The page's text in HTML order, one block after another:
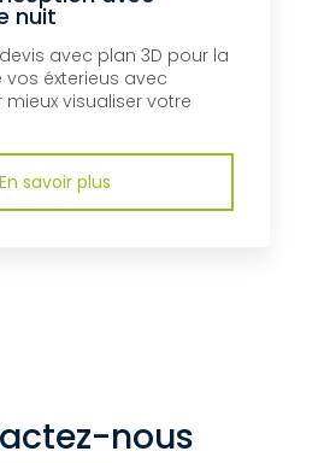
nuit
avec plan 3D pour la
éxterieus avec
visualiser votre
En savoir plus
nous